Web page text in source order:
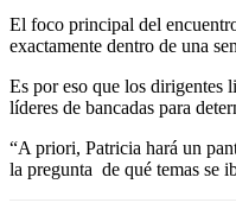
El foco principal del
exactamente dentro de una
Es por eso que los dirigentes
líderes de bancadas para
“A priori, Patricia hará un
la pregunta de qué temas se